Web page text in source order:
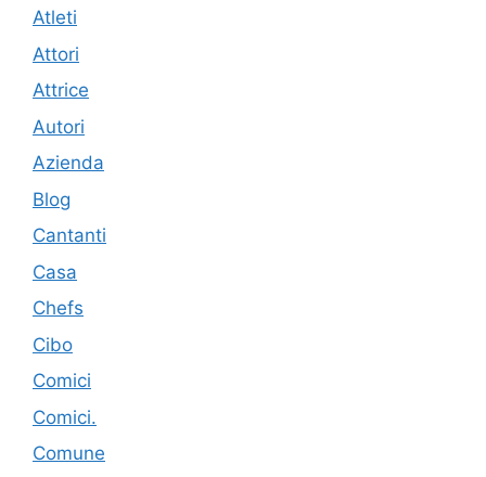
Atleti
Attori
Attrice
Autori
Azienda
Blog
Cantanti
Casa
Chefs
Cibo
Comici
Comici.
Comune